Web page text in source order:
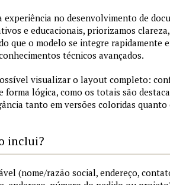
experiência no desenvolvimento de
e educacionais, priorizamos
que o modelo se integre rapidamente
técnicos avançados.
visualizar o layout completo:
forma lógica, como os totais são
tanto em versões coloridas
inclui?
(nome/razão social, endereço,